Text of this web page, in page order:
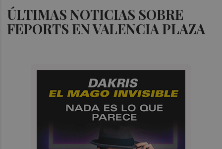
ÚLTIMAS NOTICIAS SOBRE
FEPORTS EN VALENCIA PLAZA